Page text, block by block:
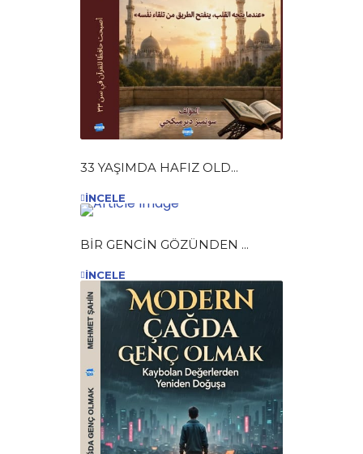
33 YAŞIMDA HAFIZ OLD...
İNCELE
BİR GENCİN GÖZÜNDEN ...
İNCELE